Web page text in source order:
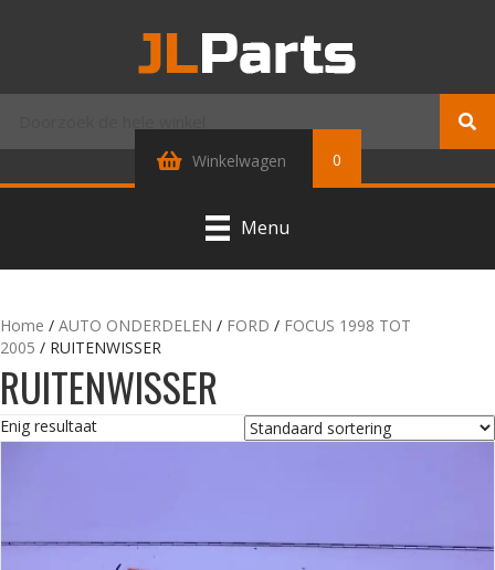
Winkelwagen 0
Menu
Home / AUTO ONDERDELEN / FORD / FOCUS 1998 TOT
2005 / RUITENWISSER
RUITENWISSER
Enig resultaat